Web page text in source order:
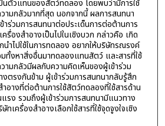
นตัวแทนของสัตว์ทดลอง โดยพบว่ามีการใช้
ามกลัวมากที่สุด นอกจากนี้ ผลการสนทนา
ร่วมการสนทนาต่อประเด็นการต่อต้านการ
รื่องสำอางเป็นไปในเชิงบวก กล่าวคือ เกิด
ำไปใช้ในการทดลอง อยากให้บริษัทรณรงค์
ทั้งหาสิ่งอื่นมาทดลองแทนสัตว์ และสารที่ใช้
ามกลัวมีผลกับความคิดเห็นของผู้เข้าร่วม
ตรงกันข้าม ผู้เข้าร่วมการสนทนากลับรู้สึก
อางที่ต่อต้านการใช้สัตว์ทดลองที่ใช้สารด้าน
รง รวมถึงผู้เข้าร่วมการสนทนามีแนวทาง
เครื่องสำอางเลือกใช้สารที่ใช้จุดจูงใจเชิง